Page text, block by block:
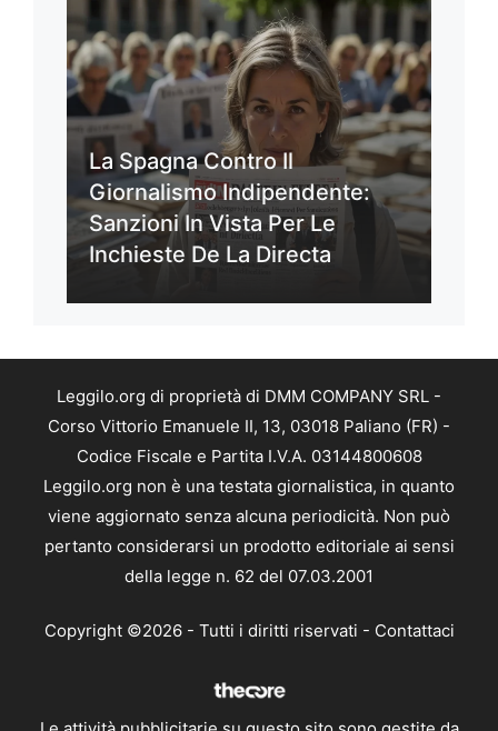
La Spagna Contro Il
Giornalismo Indipendente:
Sanzioni In Vista Per Le
Inchieste De La Directa
Leggilo.org di proprietà di DMM COMPANY SRL -
Corso Vittorio Emanuele II, 13, 03018 Paliano (FR) -
Codice Fiscale e Partita I.V.A. 03144800608
Leggilo.org non è una testata giornalistica, in quanto
viene aggiornato senza alcuna periodicità. Non può
pertanto considerarsi un prodotto editoriale ai sensi
della legge n. 62 del 07.03.2001
Copyright ©2026 - Tutti i diritti riservati - Contattaci